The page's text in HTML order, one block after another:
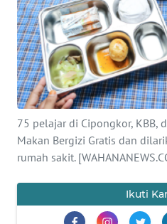
75 pelajar di Cipongkor, KBB,
Makan Bergizi Gratis dan
rumah sakit.
Ikuti
KESEHATAN
INTERNASIONAL
SERBA-SERBI
PENDIDIKAN
OPINI